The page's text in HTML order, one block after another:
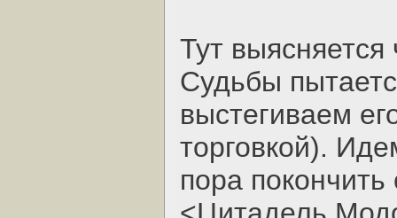
Тут
Судьбы
выстегиваем
торговкой).
пора